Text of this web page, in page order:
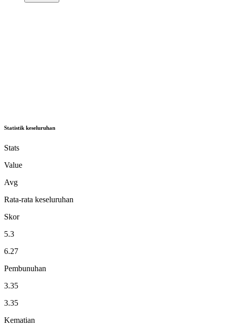
Statistik keseluruhan
Stats
Value
Avg
Rata-rata keseluruhan
Skor
5.3
6.27
Pembunuhan
3.35
3.35
Kematian